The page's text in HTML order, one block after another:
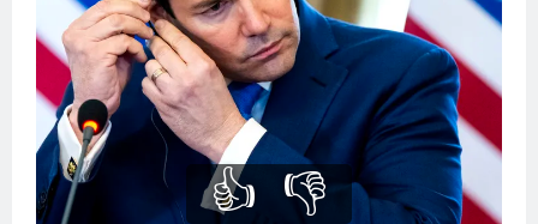
👍 👎